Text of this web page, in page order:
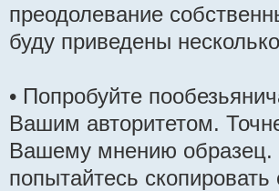
преодолевание
буду приведены
• Попробуйте
Вашим авторитетом.
Вашему мнению образец.
попытайтесь